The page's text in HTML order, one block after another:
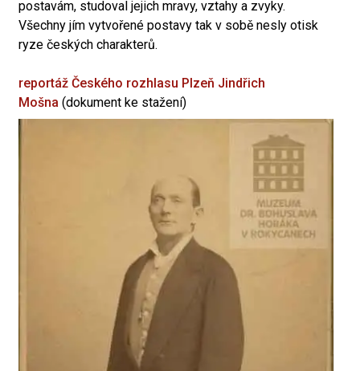
postavám, studoval jejich mravy, vztahy a zvyky.
Všechny jím vytvořené postavy tak v sobě nesly otisk
ryze českých charakterů.
reportáž Českého rozhlasu Plzeň Jindřich
Mošna (dokument ke stažení)